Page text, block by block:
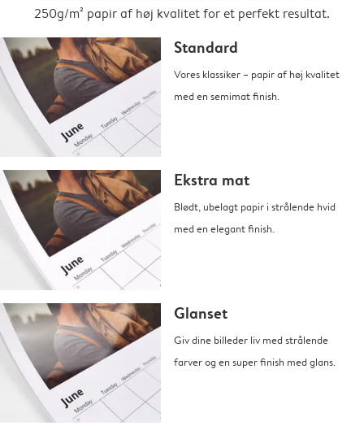
250g/m² papir af høj kvalitet for et perfekt resultat.
Standard
Vores klassiker – papir af høj kvalitet
med en semimat finish.
Ekstra mat
Blødt, ubelagt papir i strålende hvid
med en elegant finish.
Glanset
Giv dine billeder liv med strålende
farver og en super finish med glans.